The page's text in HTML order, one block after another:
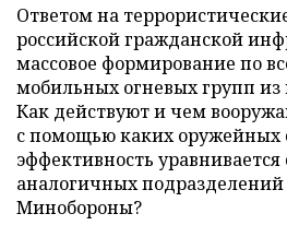
Ответом на
российской гражданской
массовое формирование по
мобильных огневых групп из
Как действуют и чем
с помощью каких оружейных
эффективность уравнивается
аналогичных подразделений
Минобороны?